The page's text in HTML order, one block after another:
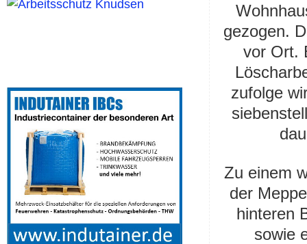
gezogen.
vor Ort.
zufolge
Zu einem
der
hinteren
sowie